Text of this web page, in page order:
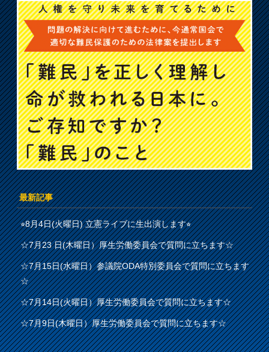
最新記事
⭐︎8月4日(火曜日) 立憲ライブに生出演します⭐︎
☆7月23 日(木曜日）厚生労働委員会で質問に立ちます☆
☆7月15日(水曜日）参議院ODA特別委員会で質問に立ちます
☆
☆7月14日(火曜日）厚生労働委員会で質問に立ちます☆
☆7月9日(木曜日）厚生労働委員会で質問に立ちます☆